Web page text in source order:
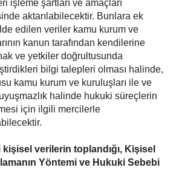
işleme şartları ve amaçları
aktarılabilecektir. Bunlara ek
edilen veriler kamu kurum ve
kanun tarafından kendilerine
ve yetkiler doğrultusunda
bilgi talepleri olması halinde,
kamu kurum ve kuruluşları ile ve
halinde hukuki süreçlerin
için ilgili mercilerle
verilerin toplandığı, Kişisel
Yöntemi ve Hukuki Sebebi